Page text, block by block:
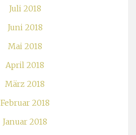
Juli 2018
Juni 2018
Mai 2018
April 2018
März 2018
Februar 2018
Januar 2018